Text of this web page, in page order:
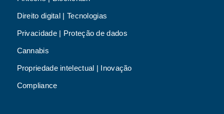
Direito digital | Tecnologias
Privacidade | Proteção de dados
Cannabis
Propriedade intelectual | Inovação
Compliance